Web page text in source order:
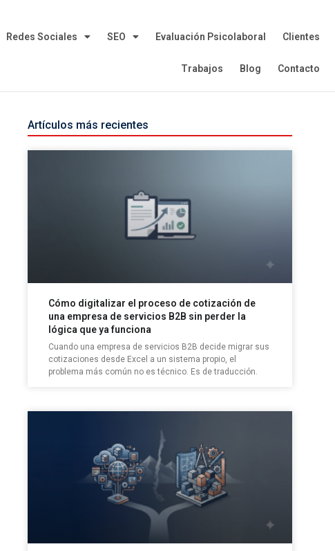
Redes Sociales SEO Evaluación Psicolaboral Clientes
Trabajos Blog Contacto
Artículos más recientes
Cómo digitalizar el proceso de cotización de
una empresa de servicios B2B sin perder la
lógica que ya funciona
Cuando una empresa de servicios B2B decide migrar sus
cotizaciones desde Excel a un sistema propio, el
problema más común no es técnico. Es de traducción.